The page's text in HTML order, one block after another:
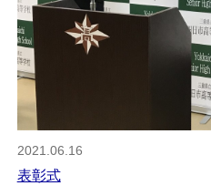
2021.06.16
表彰式